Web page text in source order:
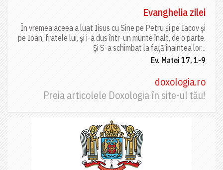
Evanghelia zilei
În vremea aceea a luat Iisus cu Sine pe Petru și pe Iacov și
pe Ioan, fratele lui, și i-a dus într-un munte înalt, de o parte.
Și S-a schimbat la față înaintea lor...
Ev. Matei 17, 1-9
doxologia.ro
Preia articolele Doxologia în site-ul tău!